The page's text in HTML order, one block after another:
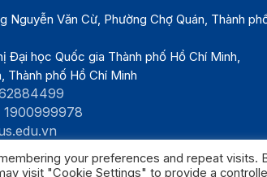
Nguyễn Văn Cừ, Phường Chợ Quán, Thành
Đại học Quốc gia Thành phố Hồ Chí Minh,
Thành phố Hồ Chí Minh
1900999978
your preferences and repeat visits.
visit "Cookie Settings" to provide a